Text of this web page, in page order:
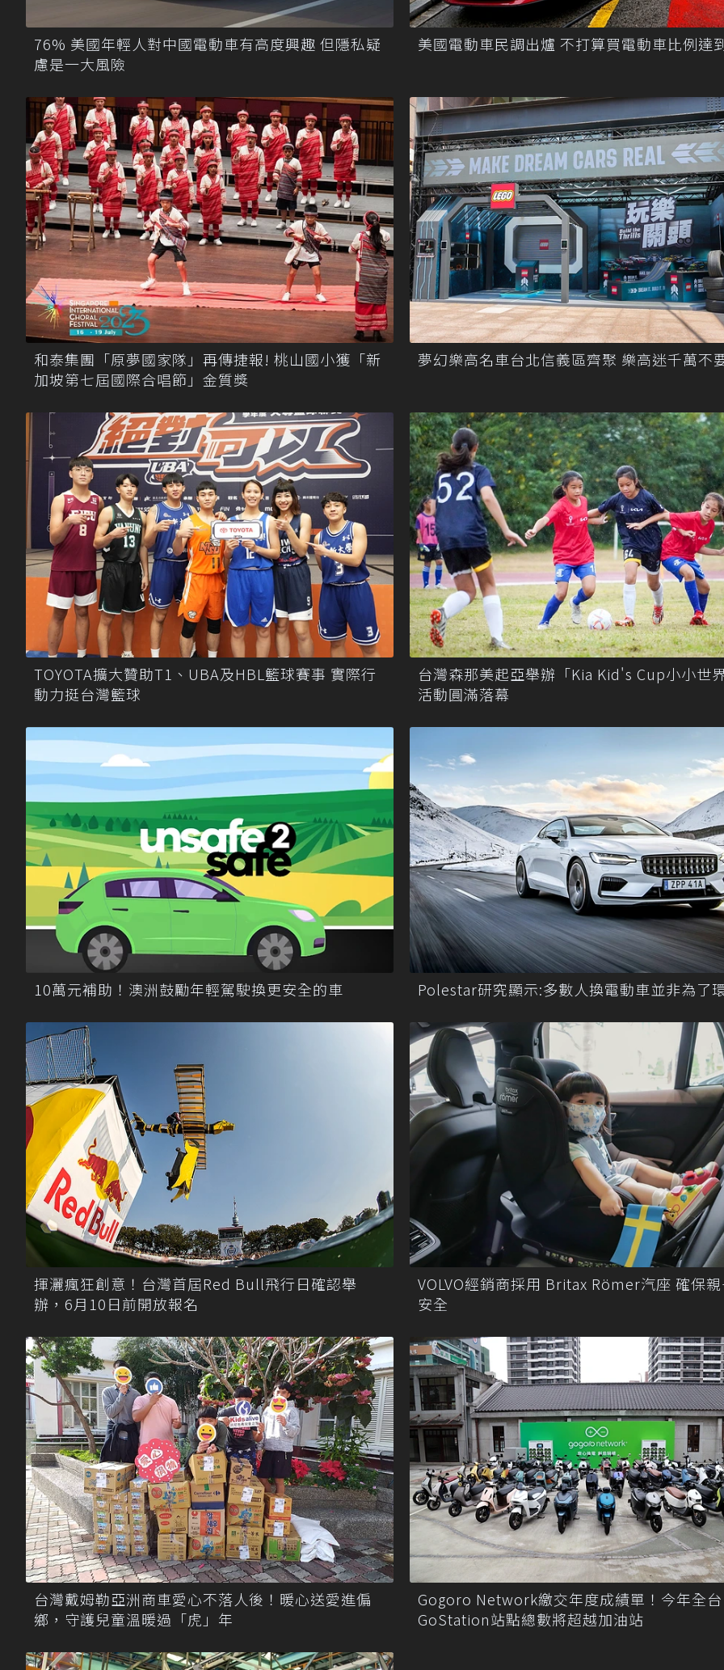
76% 美國年輕人對中國電動車有高度興趣 但隱私疑
慮是一大風險
美國電動車民調出爐 不打算買電動車比例達
和泰集團「原夢國家隊」再傳捷報! 桃山國小獲「新
加坡第七屆國際合唱節」金質獎
夢幻樂高名車台北信義區齊聚 樂高迷千萬不
TOYOTA擴大贊助T1、UBA及HBL籃球賽事 實際行
動力挺台灣籃球
台灣森那美起亞舉辦「Kia Kid's Cup小小世
活動圓滿落幕
10萬元補助！澳洲鼓勵年輕駕駛換更安全的車 Polestar研究顯示:多數人換電動車並非為了
揮灑瘋狂創意！台灣首屆Red Bull飛行日確認舉
辦，6月10日前開放報名
VOLVO經銷商採用 Britax Römer汽座 確保
安全
台灣戴姆勒亞洲商車愛心不落人後！暖心送愛進偏
鄉，守護兒童溫暖過「虎」年
Gogoro Network繳交年度成績單！今年全台
GoStation站點總數將超越加油站